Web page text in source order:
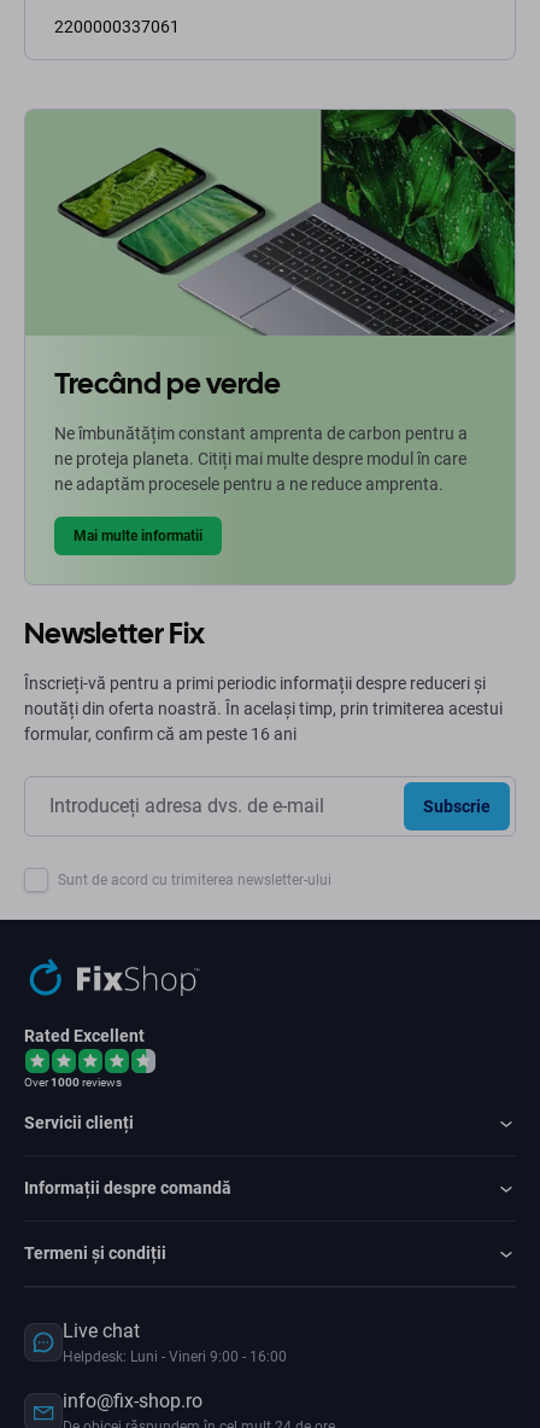
2200000337061
Trecând pe verde
Ne îmbunătățim constant amprenta de carbon pentru a
ne proteja planeta. Citiți mai multe despre modul în care
ne adaptăm procesele pentru a ne reduce amprenta.
Mai multe informatii
Newsletter Fix
Înscrieți-vă pentru a primi periodic informații despre reduceri și
noutăți din oferta noastră. În același timp, prin trimiterea acestui
formular, confirm că am peste 16 ani
Subscrie
Sunt de acord cu trimiterea newsletter-ului
Rated Excellent
Over1000reviews
Servicii clienți
Informații despre comandă
Termeni și condiții
Live chat
Helpdesk: Luni - Vineri 9:00 - 16:00
info@fix-shop.ro